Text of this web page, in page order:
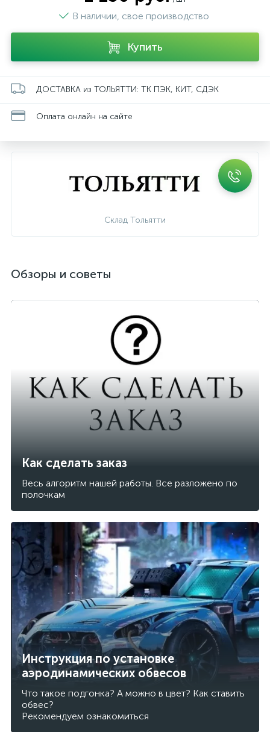
В наличии, свое производство
Купить
ДОСТАВКА из ТОЛЬЯТТИ: ТК ПЭК, КИТ, СДЭК
Оплата онлайн на сайте
Склад Тольятти
Обзоры и советы
Как сделать заказ
Весь алгоритм нашей работы. Все разложено по
полочкам
Инструкция по установке
аэродинамических обвесов
Что такое подгонка? А можно в цвет? Как ставить
обвес?
Рекомендуем ознакомиться